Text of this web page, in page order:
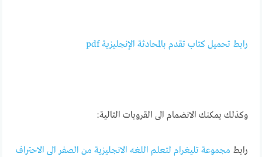
رابط تحميل كتاب تقدم بالمحادثة الإنجليزية pdf
وكذلك يمكنك الانضمام الى القروبات التالية:
رابط مجموعة تليغرام لتعلم اللغه الانجليزية من الصفر الى الاحتراف